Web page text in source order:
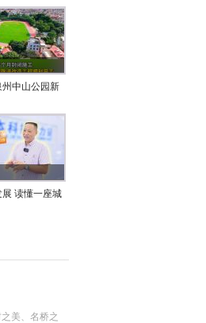
中山公园新
展 读懂一座城
美、名桥之